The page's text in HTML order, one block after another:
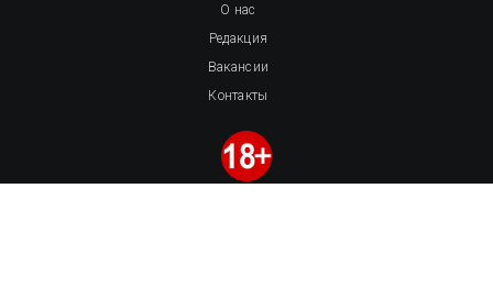
О нас
Редакция
Вакансии
Контакты